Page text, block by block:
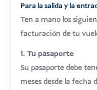
Para la salida y la
Ten a mano los
facturación de tu
1. Tu pasaporte
Su pasaporte debe
meses desde la fecha